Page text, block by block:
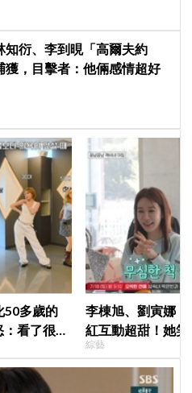
知衍、李到晛「高爾夫約
獲，目擊者：他倆感情超好
50多歲的
看了很不
李棟旭、劉寅娜
紅互動超甜！她
的夫妻」
綜藝